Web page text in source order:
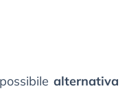
alternativa